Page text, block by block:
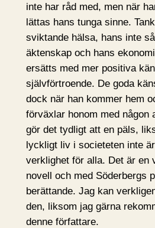
inte har råd med, men när
lättas hans tunga sinne.
sviktande hälsa, hans inte
äktenskap och hans
ersätts med mer positiva
självförtroende. De goda
dock när han kommer hem
förväxlar honom med någon
gör det tydligt att en päls,
lyckligt liv i societeten inte
verklighet för alla. Det är en
novell och med Söderbergs
berättande. Jag kan
den, liksom jag gärna
denne författare.